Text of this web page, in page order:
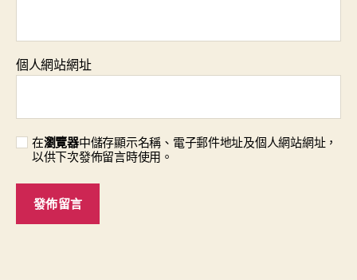
個人網站網址
在瀏覽器中儲存顯示名稱、電子郵件地址及個人網站網址，
以供下次發佈留言時使用。